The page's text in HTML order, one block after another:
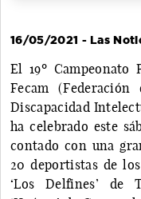
16/05/2021 - Las
El 19º Campeonato
Fecam
Discapacidad
ha celebrado este
contado con una
20 deportistas de
‘Los Delfines’ de